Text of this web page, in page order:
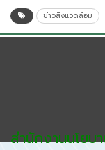
ข่าวสิ่งแวดล้อม
สำนักงานนโยบ